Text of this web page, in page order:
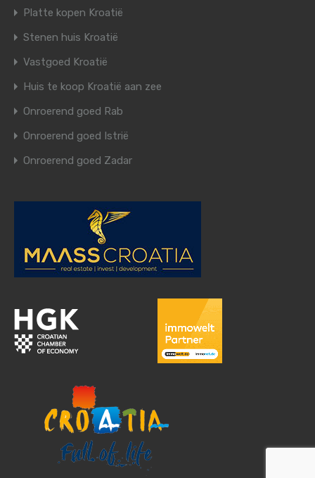
Platte kopen Kroatië
Stenen huis Kroatië
Vastgoed Kroatië
Huis te koop Kroatië aan zee
Onroerend goed Rab
Onroerend goed Istrië
Onroerend goed Zadar